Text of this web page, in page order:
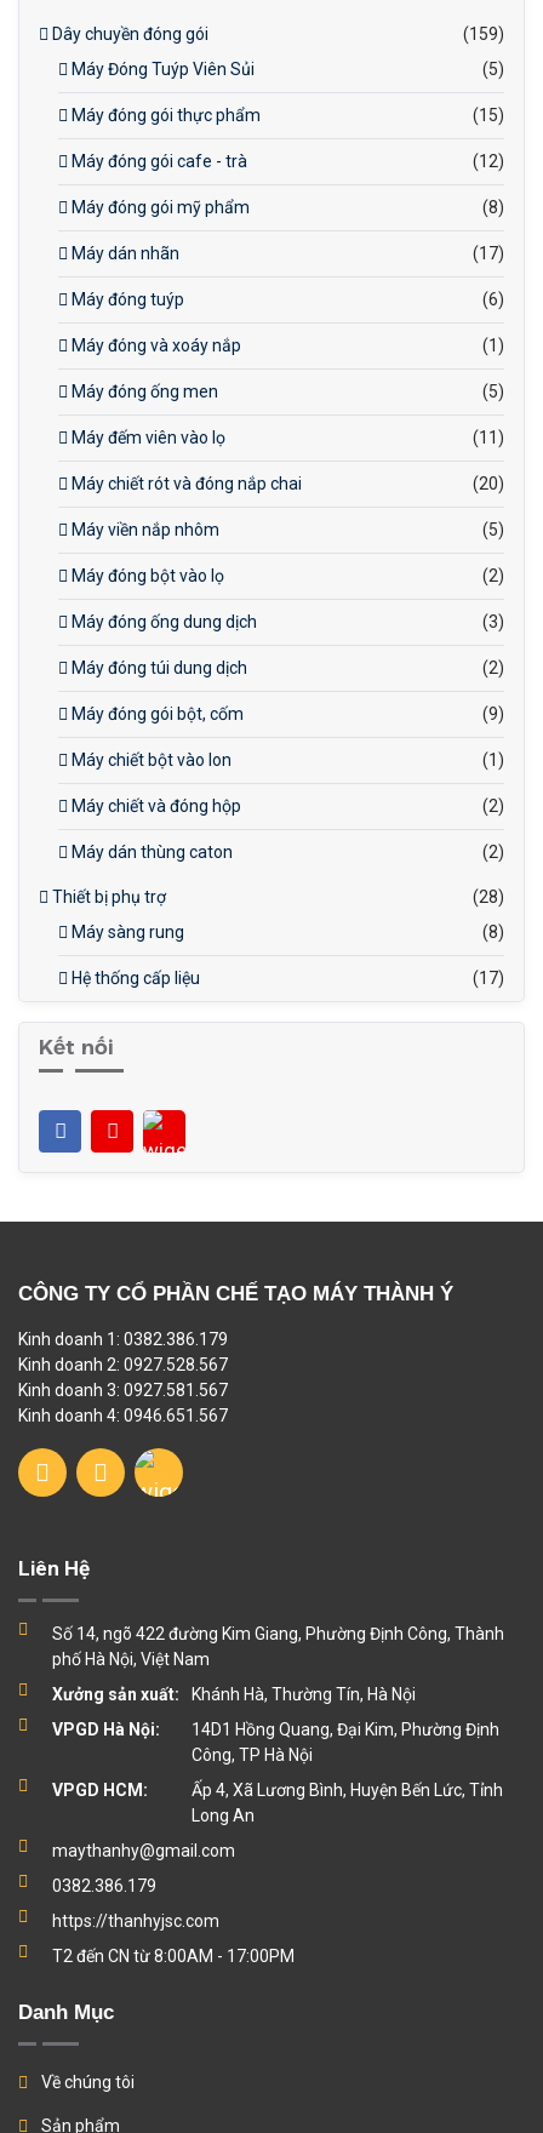
Dây chuyền đóng gói
(159)
Máy Đóng Tuýp Viên Sủi
(5)
Máy đóng gói thực phẩm (15)
Máy đóng gói cafe - trà (12)
Máy đóng gói mỹ phẩm (8)
Máy dán nhãn (17)
Máy đóng tuýp (6)
Máy đóng và xoáy nắp (1)
Máy đóng ống men (5)
Máy đếm viên vào lọ (11)
Máy chiết rót và đóng nắp chai (20)
Máy viền nắp nhôm (5)
Máy đóng bột vào lọ (2)
Máy đóng ống dung dịch (3)
Máy đóng túi dung dịch (2)
Máy đóng gói bột, cốm (9)
Máy chiết bột vào lon (1)
Máy chiết và đóng hộp (2)
Máy dán thùng caton (2)
Thiết bị phụ trợ
(28)
Máy sàng rung
(8)
Hệ thống cấp liệu (17)
Kết nối
CÔNG TY CỔ PHẦN CHẾ TẠO MÁY THÀNH Ý
Kinh doanh 1: 0382.386.179
Kinh doanh 2: 0927.528.567
Kinh doanh 3: 0927.581.567
Kinh doanh 4: 0946.651.567
Liên Hệ
Số 14, ngõ 422 đường Kim Giang, Phường Định Công, Thành
phố Hà Nội, Việt Nam
Xưởng sản xuất:
Khánh Hà, Thường Tín, Hà Nội
VPGD Hà Nội:
14D1 Hồng Quang, Đại Kim, Phường Định
Công, TP Hà Nội
VPGD HCM:
Ấp 4, Xã Lương Bình, Huyện Bến Lức, Tỉnh
Long An
maythanhy@gmail.com
0382.386.179
https://thanhyjsc.com
T2 đến CN từ 8:00AM - 17:00PM
Danh Mục
Về chúng tôi
Sản phẩm